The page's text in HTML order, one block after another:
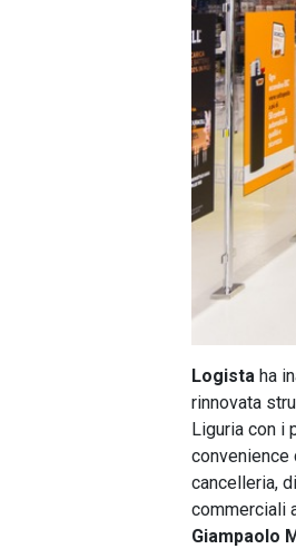
Logista ha
rinnovata
Liguria con i
convenience
cancelleria,
commerciali
Giampaolo